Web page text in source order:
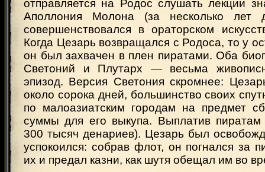
отправляется на Родос слушать лекции
Аполлония Молона (за несколько лет
совершенствовался в ораторском
Когда Цезарь возвращался с Родоса, то у
он был захвачен в плен пиратами. Оба
Светоний и Плутарх — весьма
эпизод. Версия Светония скромнее:
около сорока дней, большинство своих
по малоазиатским городам на предмет
суммы для его выкупа. Выплатив пиратам
300 тысяч денариев). Цезарь был
успокоился: собрав флот, он погнался за
их и предал казни, как шутя обещал им во